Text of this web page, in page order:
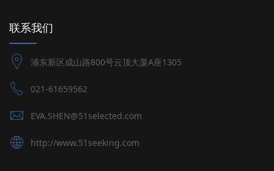
联系我们
浦东新区成山路800号云顶大厦A座1305
021-61659562
EVA.SHEN@51selected.com
http://www.51seeking.com